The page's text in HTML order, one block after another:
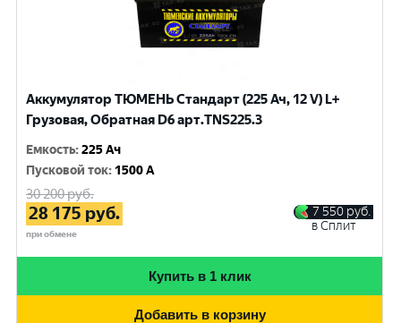
Аккумулятор ТЮМЕНЬ Стандарт (225 Ач, 12 V) L+
Грузовая, Обратная D6 арт.TNS225.3
Емкость:225 Ач
Пусковой ток: 1500 A
30 200руб.
28 175 руб.
при обмене
7 550 руб.
в Сплит
Купить в 1 клик
Добавить в корзину